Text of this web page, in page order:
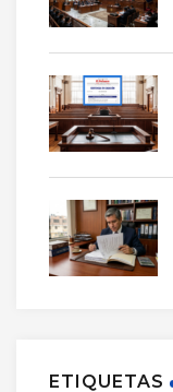
ETIQUETAS